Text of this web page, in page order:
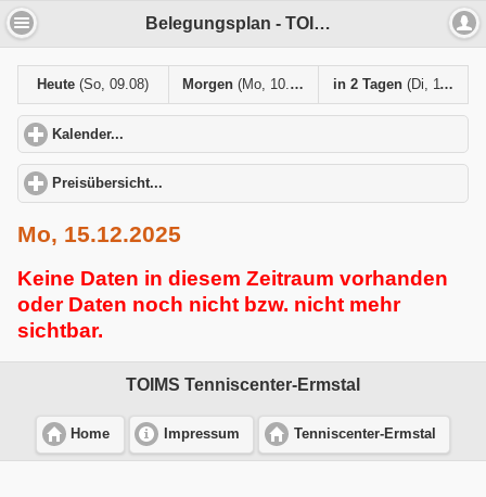
Belegungsplan - TOIMS Tenniscenter-Ermstal
Heute(So, 09.08) Morgen(Mo, 10.08) in 2 Tagen (Di, 11.08)
Kalender...
Preisübersicht...
Mo, 15.12.2025
Keine Daten in diesem Zeitraum vorhanden
oder Daten noch nicht bzw. nicht mehr
sichtbar.
TOIMS Tenniscenter-Ermstal
Home Impressum Tenniscenter-Ermstal